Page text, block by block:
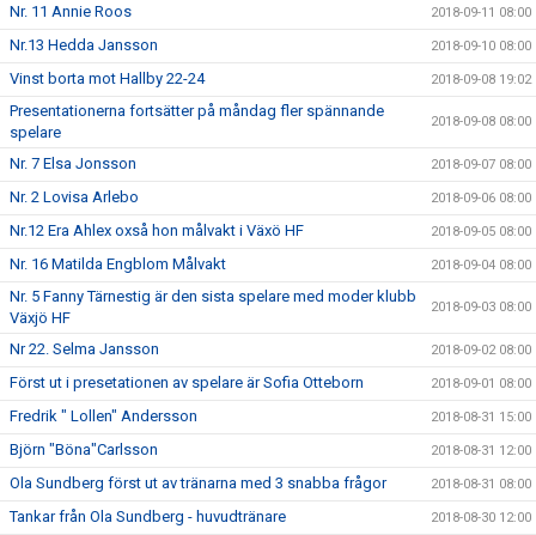
Nr. 11 Annie Roos 2018-09-11 08:00
Nr.13 Hedda Jansson 2018-09-10 08:00
Vinst borta mot Hallby 22-24 2018-09-08 19:02
Presentationerna fortsätter på måndag fler spännande
spelare
2018-09-08 08:00
Nr. 7 Elsa Jonsson 2018-09-07 08:00
Nr. 2 Lovisa Arlebo 2018-09-06 08:00
Nr.12 Era Ahlex oxså hon målvakt i Växö HF 2018-09-05 08:00
Nr. 16 Matilda Engblom Målvakt 2018-09-04 08:00
Nr. 5 Fanny Tärnestig är den sista spelare med moder klubb
Växjö HF
2018-09-03 08:00
Nr 22. Selma Jansson 2018-09-02 08:00
Först ut i presetationen av spelare är Sofia Otteborn 2018-09-01 08:00
Fredrik " Lollen" Andersson 2018-08-31 15:00
Björn "Böna"Carlsson 2018-08-31 12:00
Ola Sundberg först ut av tränarna med 3 snabba frågor 2018-08-31 08:00
Tankar från Ola Sundberg - huvudtränare 2018-08-30 12:00